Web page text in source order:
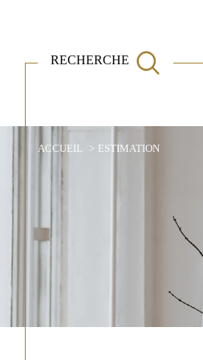
Villas
RECHERCHE
de
de
TYPE DE
ACCUEIL ESTIMATION